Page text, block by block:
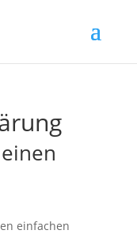
einfachen